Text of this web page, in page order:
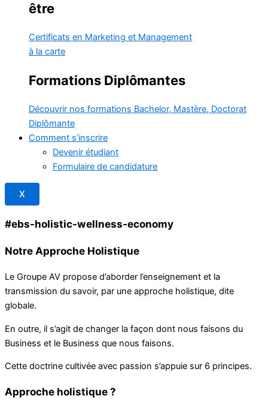
être
Certificats en Marketing et Management
à la carte
Formations Diplômantes
Découvrir nos formations Bachelor, Mastère, Doctorat
Diplômante
Comment s’inscrire
Devenir étudiant
Formulaire de candidature
X
#ebs-holistic-wellness-economy
Notre Approche Holistique
Le Groupe AV propose d’aborder l’enseignement et la
transmission du savoir, par une approche holistique, dite
globale.
En outre, il s’agit de changer la façon dont nous faisons du
Business et le Business que nous faisons.
Cette doctrine cultivée avec passion s’appuie sur 6 principes.
Approche holistique ?